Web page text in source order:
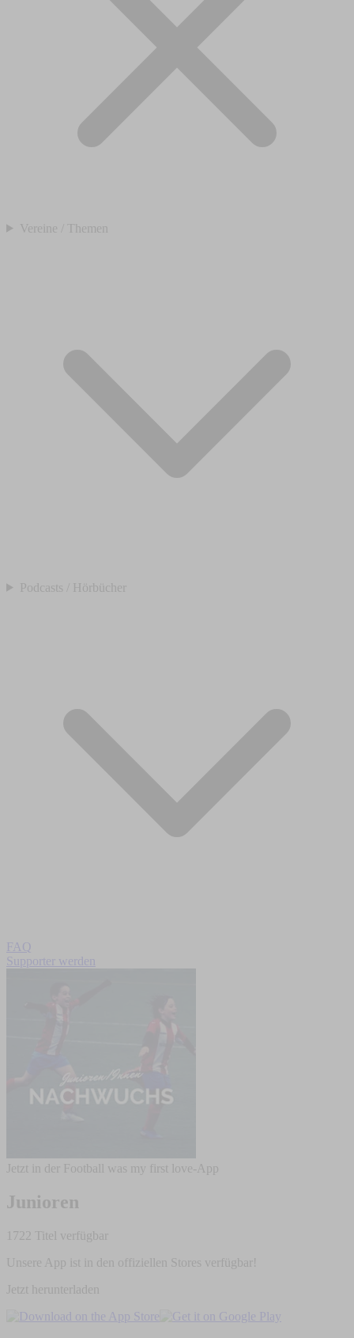
Vereine / Themen
Podcasts / Hörbücher
FAQ
Supporter werden
Jetzt in der Football was my first love-App
Junioren
1722 Titel verfügbar
Unsere App ist in den offiziellen Stores verfügbar!
Jetzt herunterladen